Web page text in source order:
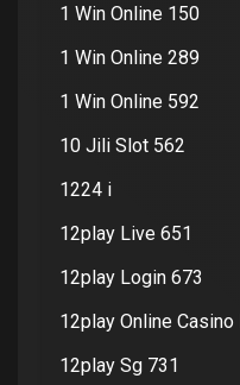
1 Win Online 150
1 Win Online 289
1 Win Online 592
10 Jili Slot 562
1224 i
12play Live 651
12play Login 673
12play Online
12play Sg 731